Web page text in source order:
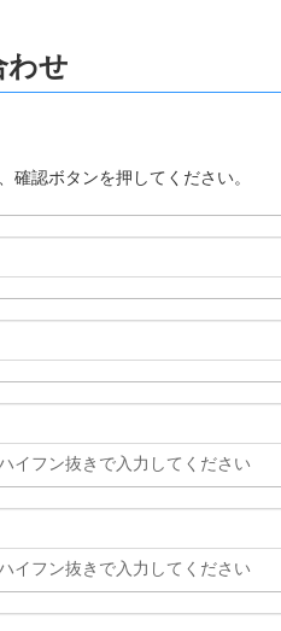
わせ
確認ボタンを押してください。
イフン抜きで入力してください
イフン抜きで入力してください